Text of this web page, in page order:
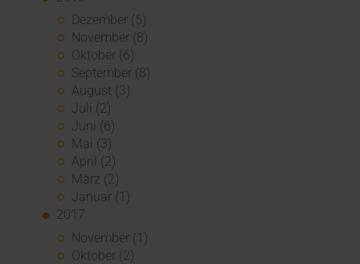
Dezember (5)
November (8)
Oktober (6)
September (8)
August (3)
Juli (2)
Juni (6)
Mai (3)
April (2)
März (2)
Januar (1)
2017
November (1)
Oktober (2)